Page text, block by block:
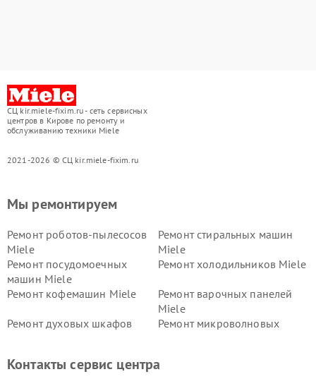
СЦ kir.miele-fixim.ru - сеть сервисных
центров в Кирове по ремонту и
обслуживанию техники Miele
2021-2026 © СЦ kir.miele-fixim.ru
Мы ремонтируем
Ремонт роботов-пылесосов
Miele
Ремонт стиральных машин
Miele
Ремонт посудомоечных
машин Miele
Ремонт холодильников Miele
Ремонт кофемашин Miele
Ремонт варочных панелей
Miele
Ремонт духовых шкафов
Ремонт микроволновых
Miele
Контакты сервис центра